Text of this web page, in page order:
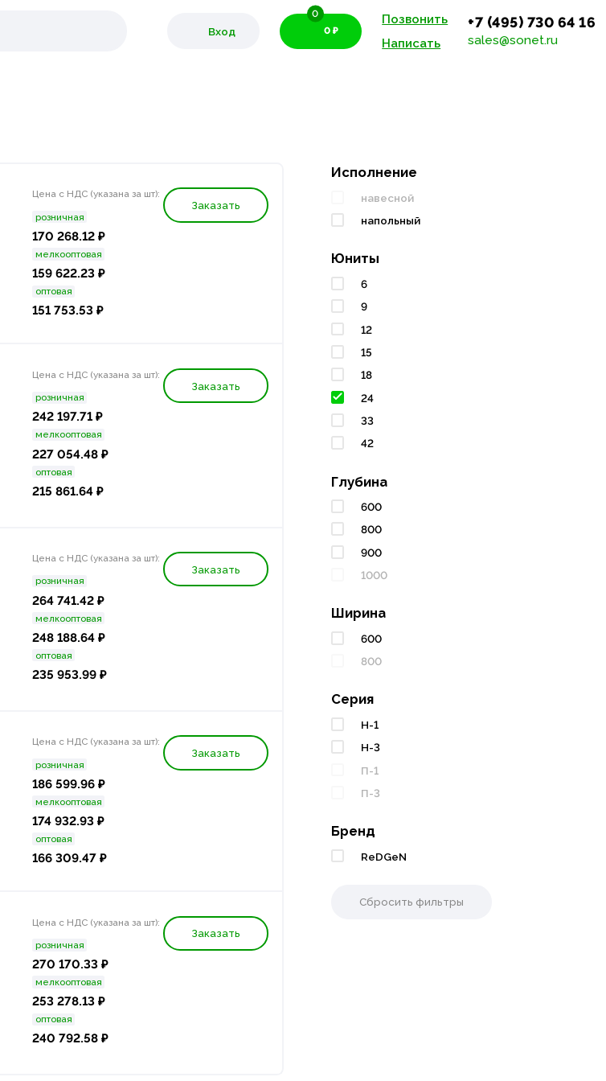
Вход 0 ₽
0
Позвонить
Написать
+7 (495) 730 64 16
sales@sonet.ru
Исполнение
навесной
напольный
Юниты
6
9
12
15
18
24
33
42
Глубина
600
800
900
1000
Ширина
600
800
Серия
Н-1
Н-3
П-1
П-3
Бренд
ReDGeN
Сбросить фильтры
Цена с НДС (указана за шт):
розничная
170 268.12 ₽
мелкооптовая
159 622.23 ₽
оптовая
151 753.53 ₽
Заказать
Цена с НДС (указана за шт):
розничная
242 197.71 ₽
мелкооптовая
227 054.48 ₽
оптовая
215 861.64 ₽
Заказать
Цена с НДС (указана за шт):
розничная
264 741.42 ₽
мелкооптовая
248 188.64 ₽
оптовая
235 953.99 ₽
Заказать
Цена с НДС (указана за шт):
розничная
186 599.96 ₽
мелкооптовая
174 932.93 ₽
оптовая
166 309.47 ₽
Заказать
Цена с НДС (указана за шт):
розничная
270 170.33 ₽
мелкооптовая
253 278.13 ₽
оптовая
240 792.58 ₽
Заказать